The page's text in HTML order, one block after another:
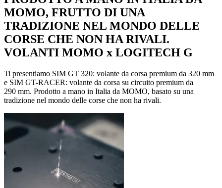
MOMO, FRUTTO DI UNA
TRADIZIONE NEL MONDO DELLE
CORSE CHE NON HA RIVALI.
VOLANTI MOMO x LOGITECH G
Ti presentiamo SIM GT 320: volante da corsa premium da 320 mm
e SIM GT-RACER: volante da corsa su circuito premium da
290 mm. Prodotto a mano in Italia da MOMO, basato su una
tradizione nel mondo delle corse che non ha rivali.